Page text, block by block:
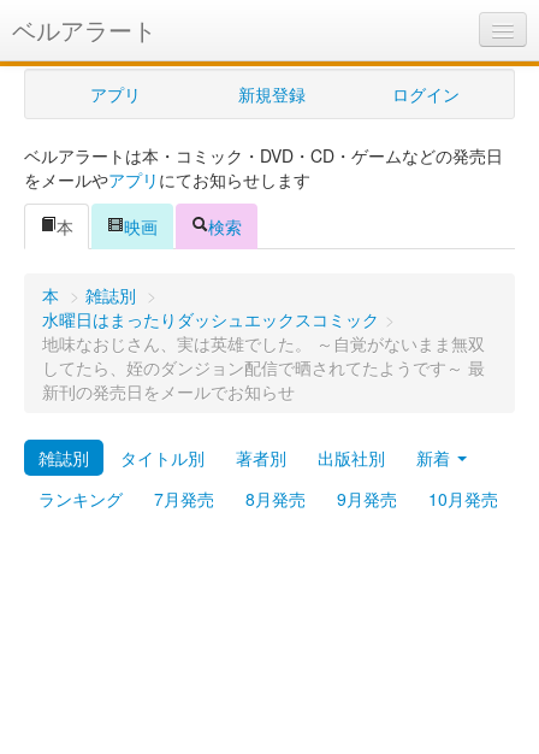
ベルアラート
ベルアラートとは
ヘルプ
新規登録
ログイン
購入管理
Myシェルフ
アプリ 新規登録 ログイン
ベルアラートは本・コミック・DVD・CD・ゲームなどの発売日
をメールやアプリ にてお知らせします
本
映画 検索
本 > 雑誌別 >
水曜日はまったりダッシュエックスコミック >
地味なおじさん、実は英雄でした。 ～自覚がないまま無双
してたら、姪のダンジョン配信で晒されてたようです～ 最
新刊の発売日をメールでお知らせ
雑誌別 タイトル別 著者別 出版社別
新着
ランキング
7月発売 8月発売 9月発売 10月発売